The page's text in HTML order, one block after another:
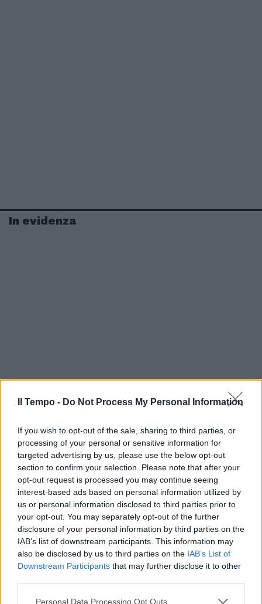
Il Tempo - Do Not Process My Personal Information
If you wish to opt-out of the sale, sharing to third parties, or
processing of your personal or sensitive information for
targeted advertising by us, please use the below opt-out
section to confirm your selection. Please note that after your
opt-out request is processed you may continue seeing
interest-based ads based on personal information utilized by
us or personal information disclosed to third parties prior to
your opt-out. You may separately opt-out of the further
disclosure of your personal information by third parties on the
IAB’s list of downstream participants. This information may
also be disclosed by us to third parties on the IAB’s List of
Downstream Participants that may further disclose it to other
Personal Data Processing Opt Outs
In evidenza